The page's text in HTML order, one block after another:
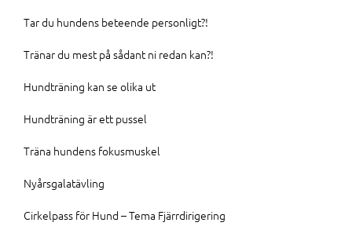
Tar du hundens beteende personligt?!
Tränar du mest på sådant ni redan kan?!
Hundträning kan se olika ut
Hundträning är ett pussel
Träna hundens fokusmuskel
Nyårsgalatävling
Cirkelpass för Hund – Tema Fjärrdirigering